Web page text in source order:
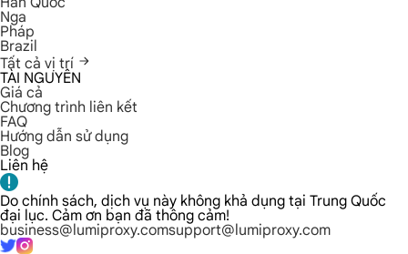
Nga
Pháp
Brazil
Tất cả vị trí
TÀI NGUYÊN
Giá cả
Chương trình liên kết
FAQ
Hướng dẫn sử dụng
Blog
Liên hệ
Do chính sách, dịch vụ này không khả dụng tại Trung Quốc
đại lục. Cảm ơn bạn đã thông cảm!
business@lumiproxy.comsupport@lumiproxy.com